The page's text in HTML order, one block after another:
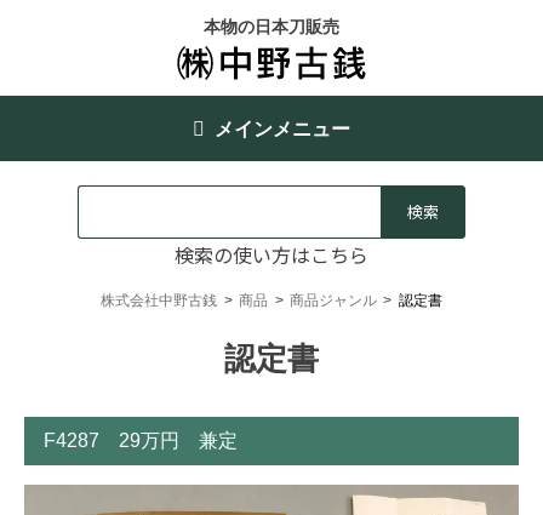
本物の日本刀販売
メインメニュー
検索の使い方はこちら
株式会社中野古銭 > 商品 > 商品ジャンル > 認定書
認定書
F4287 29万円 兼定